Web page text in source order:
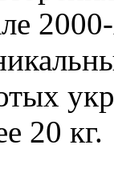
20 кг.